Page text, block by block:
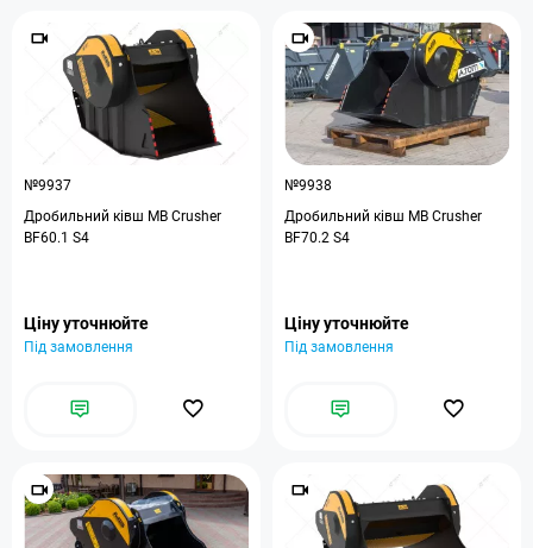
№9937
Дробильний ківш MB Crusher
BF60.1 S4
Ціну уточнюйте
Під замовлення
№9938
Дробильний ківш MB Crusher
BF70.2 S4
Ціну уточнюйте
Під замовлення